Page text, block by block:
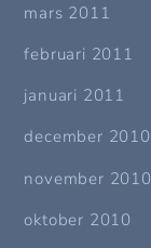
mars 2011
februari 2011
januari 2011
december 2010
november 2010
oktober 2010